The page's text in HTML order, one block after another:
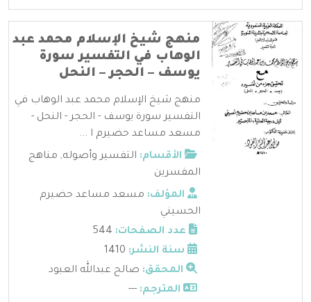
منهج شيخ الإسلام محمد عبد
الوهاب في التفسير سورة
يوسف – الحجر – النحل
منهج شيخ الإسلام محمد عبد الوهاب في
التفسير سورة يوسف - الحجر - النحل -
مسعد مساعد حضيرم ا ...
الأقسام: التفسير وأصوله, مناهج
المفسرين
المؤلف: مسعد مساعد حضيرم
الحسيني
عدد الصفحات:
سنة النشر:
المحقق: صالح عبدالله العبود
المترجم: ---